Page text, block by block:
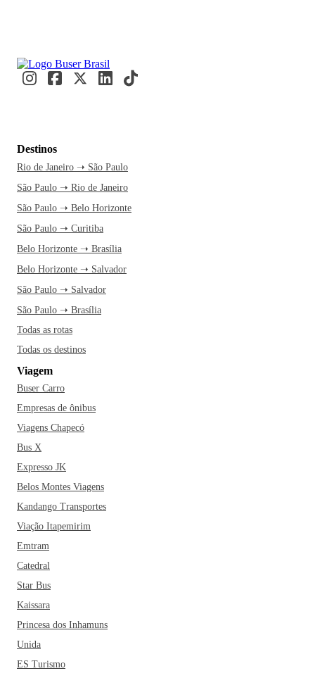
Destinos
Rio de Janeiro ➝ São Paulo
São Paulo ➝ Rio de Janeiro
São Paulo ➝ Belo Horizonte
São Paulo ➝ Curitiba
Belo Horizonte ➝ Brasília
Belo Horizonte ➝ Salvador
São Paulo ➝ Salvador
São Paulo ➝ Brasília
Todas as rotas
Todas os destinos
Viagem
Buser Carro
Empresas de ônibus
Viagens Chapecó
Bus X
Expresso JK
Belos Montes Viagens
Kandango Transportes
Viação Itapemirim
Emtram
Catedral
Star Bus
Kaissara
Princesa dos Inhamuns
Unida
ES Turismo